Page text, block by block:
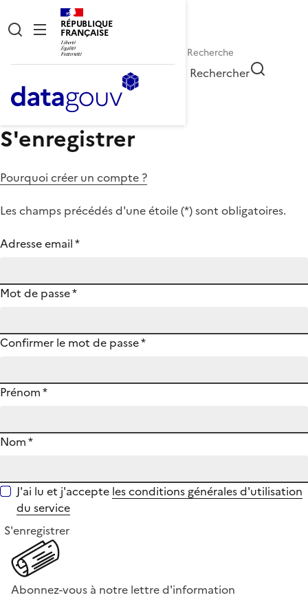
RÉPUBLIQUE
FRANÇAISE
Rechercher
S'enregistrer
Pourquoi créer un compte ?
Les champs précédés d'une étoile (*) sont obligatoires.
Adresse email*
Mot de passe*
Confirmer le mot de passe*
Prénom*
Nom*
J'ai lu et j'accepte les conditions générales d'utilisation
du service
S'enregistrer
Abonnez-vous à notre lettre d'information